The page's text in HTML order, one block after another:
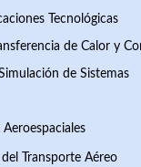
Tecnológicas
de Calor y
de Sistemas
Transporte Aéreo